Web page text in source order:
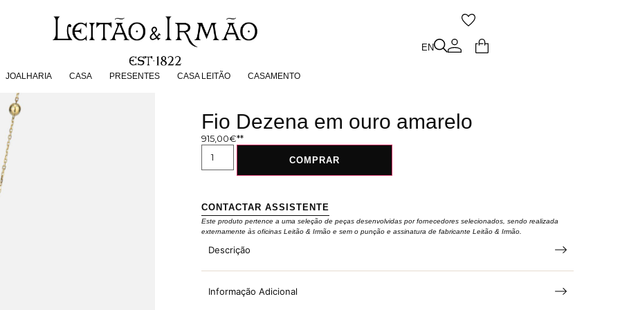
JOALHARIA CASA PRESENTES CASA LEITÃO CASAMENTO
EN
PRESENTES CASA LEITÃO
Fio Dezena em ouro amarelo
915,00€
COMPRAR
CONTACTAR ASSISTENTE
Este produto pertence a uma seleção de peças desenvolvidas por fornecedores selecionados, sendo realizada
externamente às oficinas Leitão & Irmão e sem o punção e assinatura de fabricante Leitão & Irmão.
Descrição
Informação Adicional